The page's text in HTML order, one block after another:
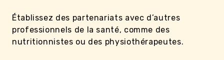
Établissez des partenariats avec d’autres
professionnels de la santé, comme des
nutritionnistes ou des physiothérapeutes.